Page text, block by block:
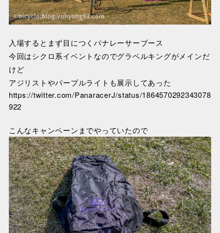
入場するとまず目につくパナレーサーブース
今回はシクロ系イベントなのでグラベルキングがメインだ
けど
アジリストやパープルライトも展示してあった
https://twitter.com/PanaracerJ/status/1864570292343078
922
こんなキャンペーンまでやっていたので